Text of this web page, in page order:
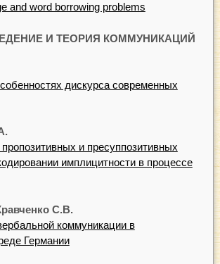
and word borrowing problems
И ТЕОРИЯ КОММУНИКАЦИЙ
дискурса современных
и пресуппозитивных
имплицитности в процессе
С.В.
коммуникации в
Германии